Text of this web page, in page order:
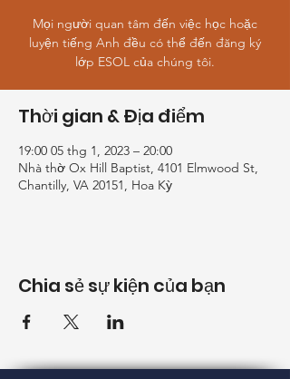
Mọi người quan tâm đến việc học hoặc
luyện tiếng Anh đều có thể đến đăng ký
lớp ESOL của chúng tôi.
Thời gian & Địa điểm
19:00 05 thg 1, 2023 – 20:00
Nhà thờ Ox Hill Baptist, 4101 Elmwood St,
Chantilly, VA 20151, Hoa Kỳ
Chia sẻ sự kiện của bạn